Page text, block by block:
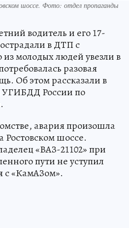
шоссе. Фото: отдел пропаганды
водитель и его 17-
в ДТП с
молодых людей увезли в
разовая
Об этом рассказали в
УГИБДД России по
авария произошла
Ростовском шоссе.
«ВАЗ-21102» при
пути не уступил
с «КамАЗом».